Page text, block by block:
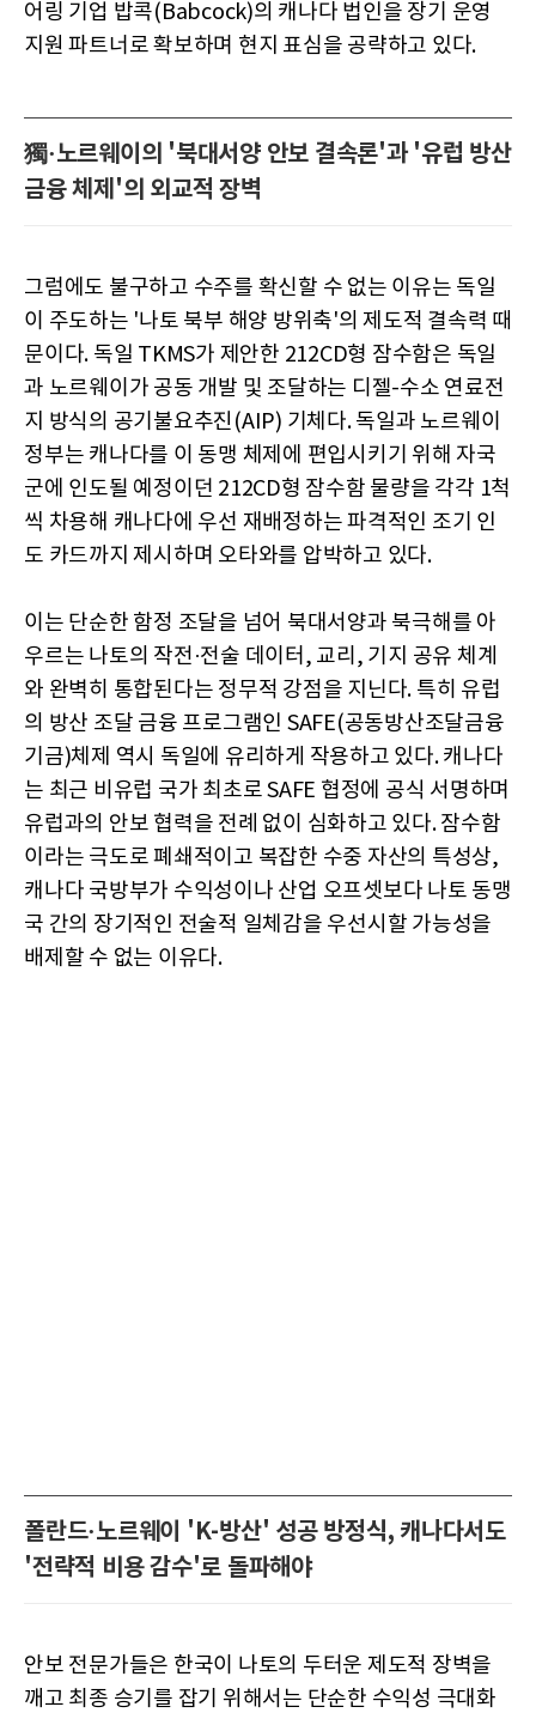
어링 기업 밥콕(Babcock)의 캐나다 법인을 장기 운영
지원 파트너로 확보하며 현지 표심을 공략하고 있다.
獨·노르웨이의 '북대서양 안보 결속론'과 '유럽 방산
금융 체제'의 외교적 장벽
그럼에도 불구하고 수주를 확신할 수 없는 이유는 독일
이 주도하는 '나토 북부 해양 방위축'의 제도적 결속력 때
문이다. 독일 TKMS가 제안한 212CD형 잠수함은 독일
과 노르웨이가 공동 개발 및 조달하는 디젤-수소 연료전
지 방식의 공기불요추진(AIP) 기체다. 독일과 노르웨이
정부는 캐나다를 이 동맹 체제에 편입시키기 위해 자국
군에 인도될 예정이던 212CD형 잠수함 물량을 각각 1척
씩 차용해 캐나다에 우선 재배정하는 파격적인 조기 인
도 카드까지 제시하며 오타와를 압박하고 있다.
이는 단순한 함정 조달을 넘어 북대서양과 북극해를 아
우르는 나토의 작전·전술 데이터, 교리, 기지 공유 체계
와 완벽히 통합된다는 정무적 강점을 지닌다. 특히 유럽
의 방산 조달 금융 프로그램인 SAFE(공동방산조달금융
기금)체제 역시 독일에 유리하게 작용하고 있다. 캐나다
는 최근 비유럽 국가 최초로 SAFE 협정에 공식 서명하며
유럽과의 안보 협력을 전례 없이 심화하고 있다. 잠수함
이라는 극도로 폐쇄적이고 복잡한 수중 자산의 특성상,
캐나다 국방부가 수익성이나 산업 오프셋보다 나토 동맹
국 간의 장기적인 전술적 일체감을 우선시할 가능성을
배제할 수 없는 이유다.
폴란드·노르웨이 'K-방산' 성공 방정식, 캐나다서도
'전략적 비용 감수'로 돌파해야
안보 전문가들은 한국이 나토의 두터운 제도적 장벽을
깨고 최종 승기를 잡기 위해서는 단순한 수익성 극대화